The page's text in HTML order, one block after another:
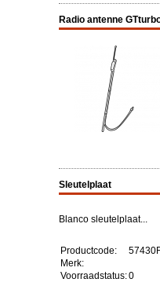
Radio antenne
Sleutelplaat
Blanco sleutelplaat...
Productcode:
Merk:
Voorraadstatus:0